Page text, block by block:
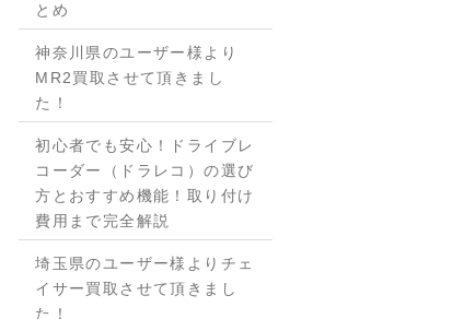
とめ
神奈川県のユーザー様より
MR2買取させて頂きまし
た！
初心者でも安心！ドライブレ
コーダー（ドラレコ）の選び
方とおすすめ機能！取り付け
費用まで完全解説
埼玉県のユーザー様よりチェ
イサー買取させて頂きまし
た！